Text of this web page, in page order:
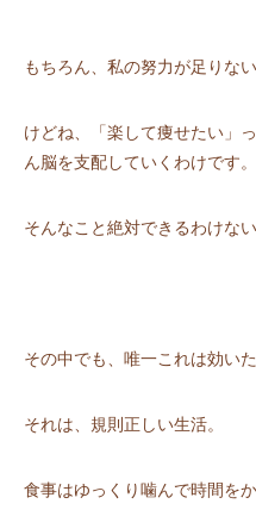
もちろん、私の努⼒が⾜りな
けどね、「楽して痩せたい」
ん脳を⽀配していくわけです。
そんなこと絶対できるわけな
その中でも、唯⼀これは効い
それは、規則正しい⽣活。
⾷事はゆっくり噛んで時間を